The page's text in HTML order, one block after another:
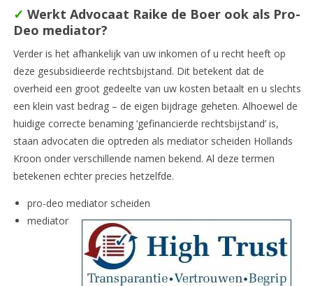
✓ Werkt Advocaat Raike de Boer ook als Pro-
Deo mediator?
Verder is het afhankelijk van uw inkomen of u recht heeft op
deze gesubsidieerde rechtsbijstand. Dit betekent dat de
overheid een groot gedeelte van uw kosten betaalt en u slechts
een klein vast bedrag – de eigen bijdrage geheten. Alhoewel de
huidige correcte benaming ‘gefinancierde rechtsbijstand’ is,
staan advocaten die optreden als mediator scheiden Hollands
Kroon onder verschillende namen bekend. Al deze termen
betekenen echter precies hetzelfde.
pro-deo mediator scheiden
mediator